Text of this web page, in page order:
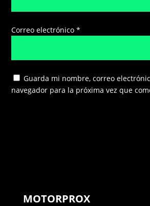
Correo electrónico*
Guarda mi nombre, correo
navegador para la próxima vez que
MOTORPROX